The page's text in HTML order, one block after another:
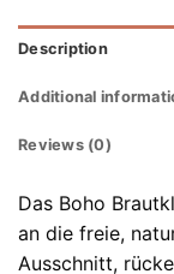
Description
Additional
Reviews (0)
Das Boho
an die freie,
Ausschnitt,